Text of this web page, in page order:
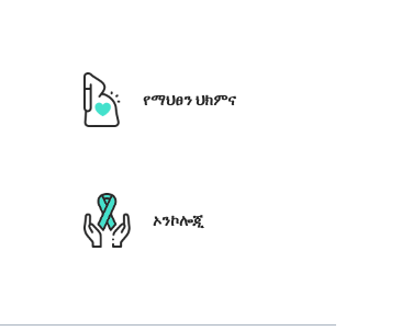
የማህፀን ህክምና
ኦንኮሎጂ